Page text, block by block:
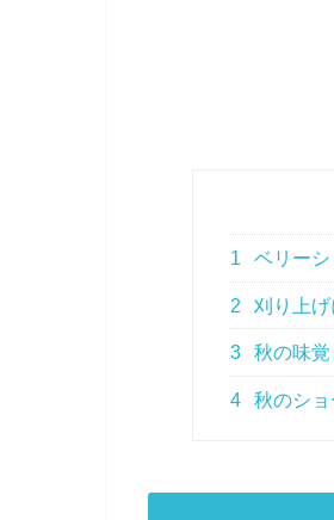
1 ベリー
2 刈り上
3 秋の味
4 秋のシ